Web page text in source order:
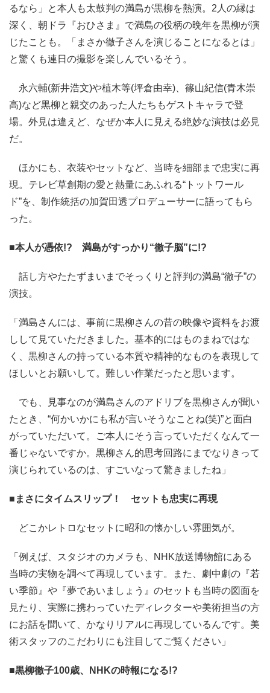
るなら」と本人も太鼓判の満島が黒柳を熱演。2人の縁は
深く、朝ドラ『おひさま』で満島の役柄の晩年を黒柳が演
じたことも。「まさか徹子さんを演じることになるとは」
と驚くも連日の撮影を楽しんでいるそう。
永六輔(新井浩文)や植木等(坪倉由幸)、篠山紀信(青木崇
高)など黒柳と親交のあった人たちもゲストキャラで登
場。外見は違えど、なぜか本人に見える絶妙な演技は必見
だ。
ほかにも、衣装やセットなど、当時を細部まで忠実に再
現。テレビ草創期の愛と熱量にあふれる“トットワール
ド”を、制作統括の加賀田透プロデューサーに語ってもら
った。
■本人が憑依!? 満島がすっかり“徹子脳”に!?
話し方やたたずまいまでそっくりと評判の満島“徹子”の
演技。
「満島さんには、事前に黒柳さんの昔の映像や資料をお渡
しして見ていただきました。基本的にはものまねではな
く、黒柳さんの持っている本質や精神的なものを表現して
ほしいとお願いして。難しい作業だったと思います。
でも、見事なのが満島さんのアドリブを黒柳さんが聞い
たとき、“何かいかにも私が言いそうなことね(笑)”と面白
がっていただいて。ご本人にそう言っていただくなんて一
番じゃないですか。黒柳さん的思考回路にまでなりきって
演じられているのは、すごいなって驚きましたね」
■まさにタイムスリップ！ セットも忠実に再現
どこかレトロなセットに昭和の懐かしい雰囲気が。
「例えば、スタジオのカメラも、NHK放送博物館にある
当時の実物を調べて再現しています。また、劇中劇の『若
い季節』や『夢であいましょう』のセットも当時の図面を
見たり、実際に携わっていたディレクターや美術担当の方
にお話を聞いて、かなりリアルに再現しているんです。美
術スタッフのこだわりにも注目してご覧ください」
■黒柳徹子100歳、NHKの時報になる!?